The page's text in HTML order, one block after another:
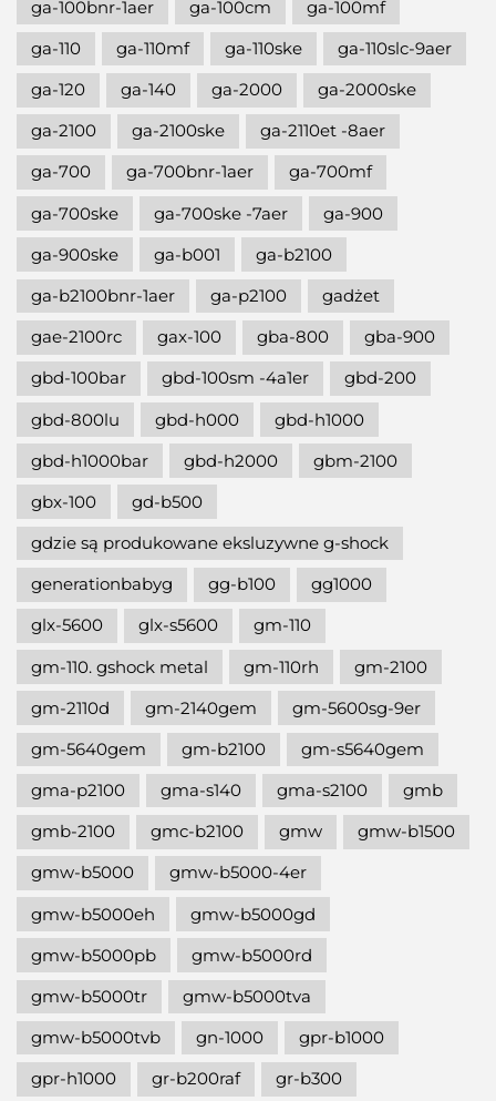
ga-100bnr-1aer ga-100cm
ga-100mf
ga-110
ga-110mf ga-110ske
ga-110slc-9aer
ga-120
ga-140 ga-2000
ga-2000ske
ga-2100
ga-2100ske
ga-2110et -8aer
ga-700
ga-700bnr-1aer
ga-700mf
ga-700ske
ga-700ske -7aer
ga-900
ga-900ske
ga-b001
ga-b2100
ga-b2100bnr-1aer
ga-p2100
gadżet
gae-2100rc
gax-100 gba-800
gba-900
gbd-100bar
gbd-100sm -4a1er
gbd-200
gbd-800lu
gbd-h000
gbd-h1000
gbd-h1000bar
gbd-h2000
gbm-2100
gbx-100
gd-b500
gdzie są produkowane eksluzywne g-shock
generationbabyg
gg-b100
gg1000
glx-5600
glx-s5600
gm-110
gm-110. gshock metal
gm-110rh
gm-2100
gm-2110d
gm-2140gem
gm-5600sg-9er
gm-5640gem
gm-b2100
gm-s5640gem
gma-p2100
gma-s140 gma-s2100
gmb
gmb-2100
gmc-b2100 gmw
gmw-b1500
gmw-b5000
gmw-b5000-4er
gmw-b5000eh
gmw-b5000gd
gmw-b5000pb
gmw-b5000rd
gmw-b5000tr
gmw-b5000tva
gmw-b5000tvb
gn-1000
gpr-b1000
gpr-h1000
gr-b200raf
gr-b300